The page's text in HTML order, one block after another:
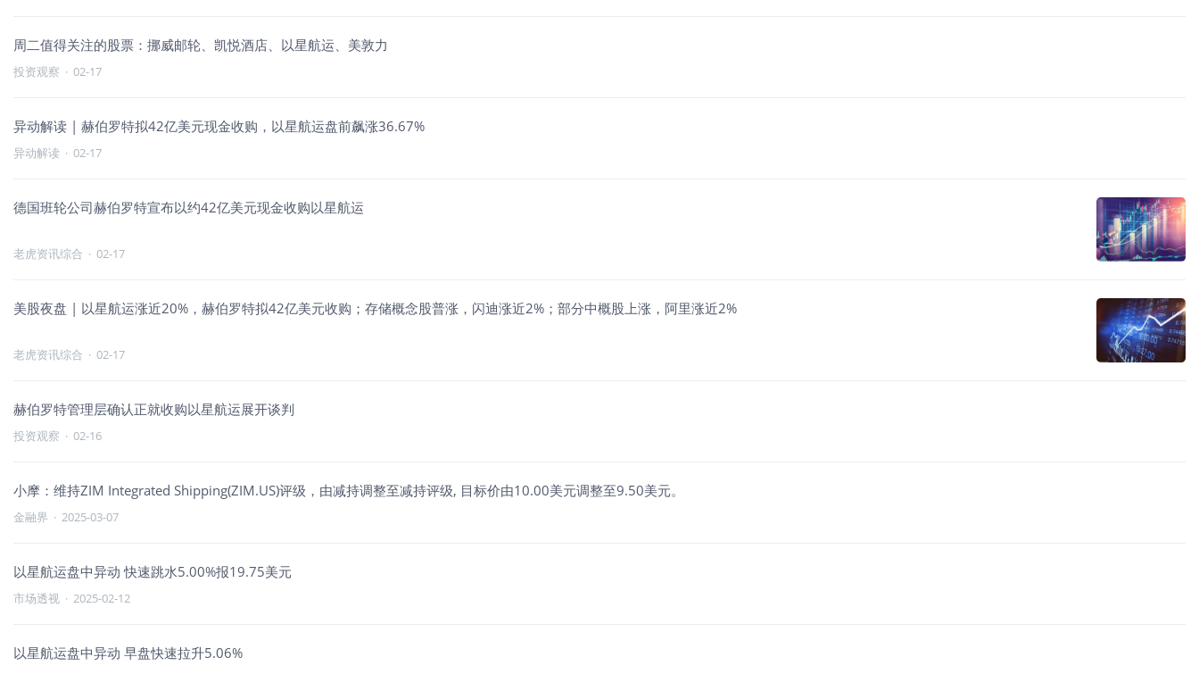
周二值得关注的股票：挪威邮轮、凯悦酒店、以星航运、美敦力
投资观察 · 02-17
异动解读 | 赫伯罗特拟42亿美元现金收购，以星航运盘前飙涨36.67%
异动解读 · 02-17
德国班轮公司赫伯罗特宣布以约42亿美元现金收购以星航运
老虎资讯综合 · 02-17
美股夜盘 | 以星航运涨近20%，赫伯罗特拟42亿美元收购；存储概念股普涨，闪迪涨近2%；部分中概股上涨，阿里涨近2%
老虎资讯综合 · 02-17
赫伯罗特管理层确认正就收购以星航运展开谈判
投资观察 · 02-16
小摩：维持ZIM Integrated Shipping(ZIM.US)评级，由减持调整至减持评级, 目标价由10.00美元调整至9.50美元。
金融界 · 2025-03-07
以星航运盘中异动 快速跳水5.00%报19.75美元
市场透视 · 2025-02-12
以星航运盘中异动 早盘快速拉升5.06%